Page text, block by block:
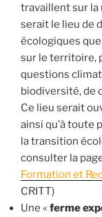
travaillent sur la
serait le lieu de
écologiques
sur le territoire,
questions
biodiversité, de
Ce lieu serait
ainsi qu’à toute
la transition
consulter la
Formation et
CRITT)
Une « ferme